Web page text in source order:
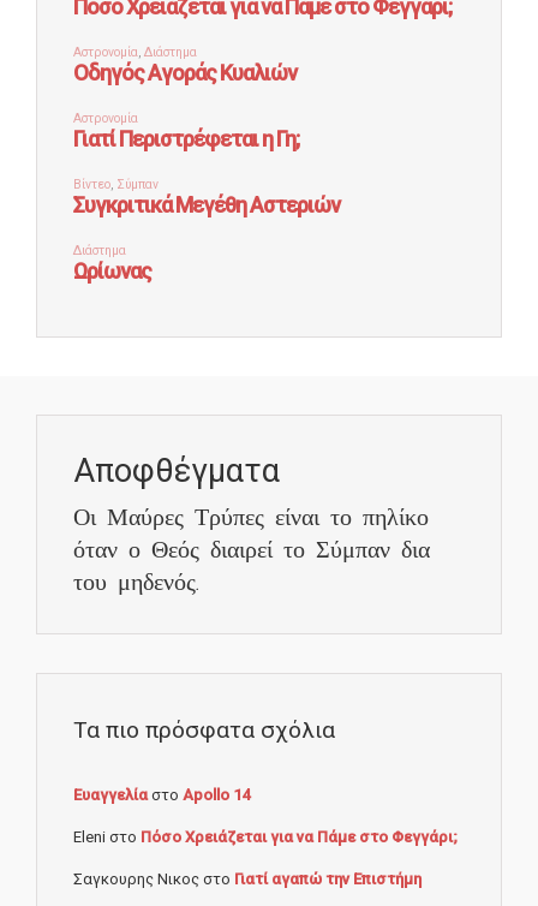
Αποφθέγματα
Οι Μαύρες Τρύπες είναι το πηλίκο
όταν ο Θεός διαιρεί το Σύμπαν δια
του μηδενός.
Τα πιο πρόσφατα σχόλια
Ευαγγελίαστο Apollo 14
Eleni στο Πόσο Χρειάζεται για να Πάμε στο Φεγγάρι;
Σαγκουρης Νικος στο Γιατί αγαπώ την Επιστήμη